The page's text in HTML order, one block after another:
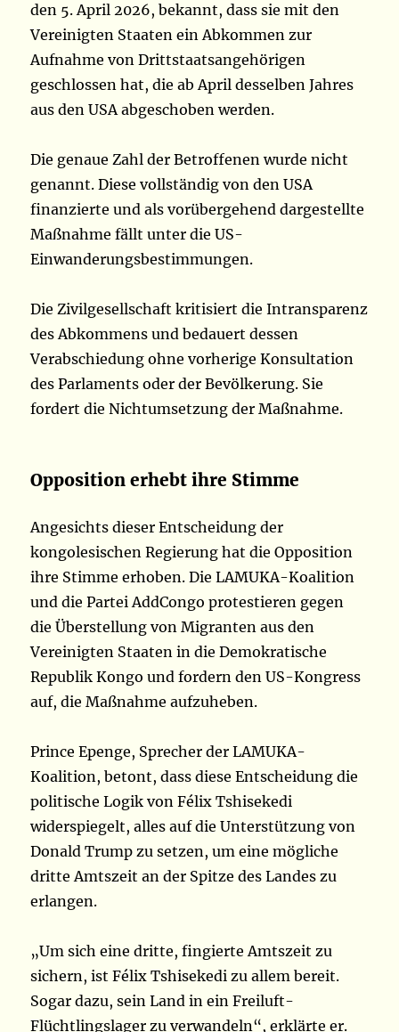
den 5. April 2026, bekannt, dass sie mit den
Vereinigten Staaten ein Abkommen zur
Aufnahme von Drittstaatsangehörigen
geschlossen hat, die ab April desselben Jahres
aus den USA abgeschoben werden.
Die genaue Zahl der Betroffenen wurde nicht
genannt. Diese vollständig von den USA
finanzierte und als vorübergehend dargestellte
Maßnahme fällt unter die US-
Einwanderungsbestimmungen.
Die Zivilgesellschaft kritisiert die Intransparenz
des Abkommens und bedauert dessen
Verabschiedung ohne vorherige Konsultation
des Parlaments oder der Bevölkerung. Sie
fordert die Nichtumsetzung der Maßnahme.
Opposition erhebt ihre Stimme
Angesichts dieser Entscheidung der
kongolesischen Regierung hat die Opposition
ihre Stimme erhoben. Die LAMUKA-Koalition
und die Partei AddCongo protestieren gegen
die Überstellung von Migranten aus den
Vereinigten Staaten in die Demokratische
Republik Kongo und fordern den US-Kongress
auf, die Maßnahme aufzuheben.
Prince Epenge, Sprecher der LAMUKA-
Koalition, betont, dass diese Entscheidung die
politische Logik von Félix Tshisekedi
widerspiegelt, alles auf die Unterstützung von
Donald Trump zu setzen, um eine mögliche
dritte Amtszeit an der Spitze des Landes zu
erlangen.
„Um sich eine dritte, fingierte Amtszeit zu
sichern, ist Félix Tshisekedi zu allem bereit.
Sogar dazu, sein Land in ein Freiluft-
Flüchtlingslager zu verwandeln“, erklärte er.